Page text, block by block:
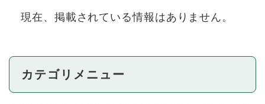
現在、掲載されている情報はありません。
カテゴリメニュー